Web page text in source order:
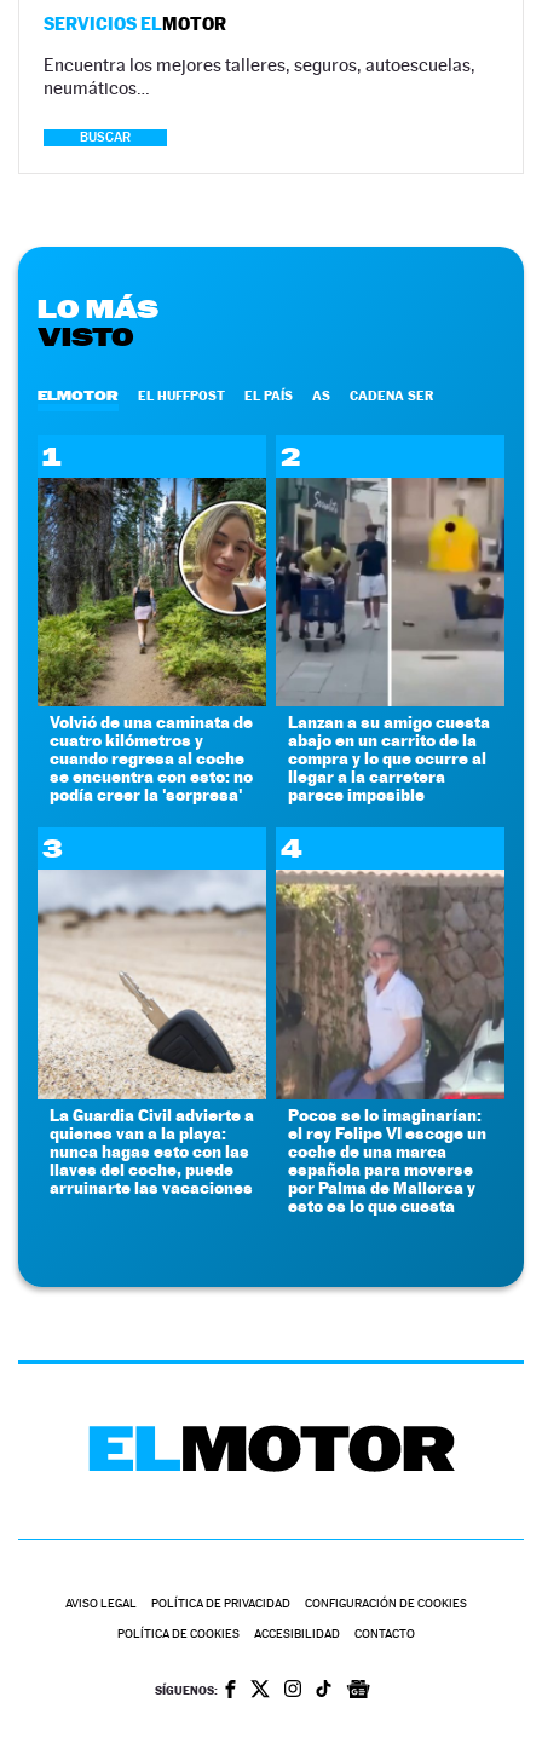
SERVICIOS ELMOTOR
Encuentra los mejores talleres, seguros, autoescuelas,
neumáticos…
BUSCAR
LO MÁS
VISTO
ELMOTOR EL HUFFPOST EL PAÍS AS CADENA SER
1
Volvió de una caminata de
cuatro kilómetros y
cuando regresa al coche
se encuentra con esto: no
podía creer la 'sorpresa'
2
Lanzan a su amigo cuesta
abajo en un carrito de la
compra y lo que ocurre al
llegar a la carretera
parece imposible
3
La Guardia Civil advierte a
quienes van a la playa:
nunca hagas esto con las
llaves del coche, puede
arruinarte las vacaciones
4
Pocos se lo imaginarían:
el rey Felipe VI escoge un
coche de una marca
española para moverse
por Palma de Mallorca y
esto es lo que cuesta
AVISO LEGAL POLÍTICA DE PRIVACIDAD CONFIGURACIÓN DE COOKIES
POLÍTICA DE COOKIES ACCESIBILIDAD CONTACTO
SÍGUENOS: